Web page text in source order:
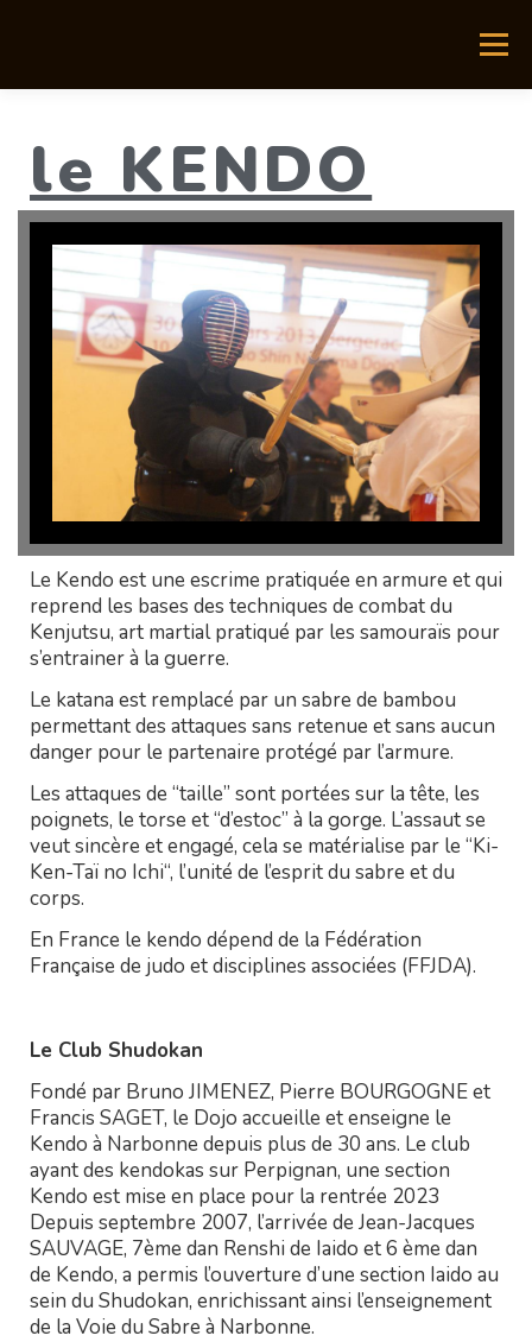
Menu
le KENDO
Le Kendo est une escrime pratiquée en armure et qui
reprend les bases des techniques de combat du
Kenjutsu, art martial pratiqué par les samouraïs pour
s’entrainer à la guerre.
Le katana est remplacé par un sabre de bambou
permettant des attaques sans retenue et sans aucun
danger pour le partenaire protégé par l’armure.
Les attaques de “taille” sont portées sur la tête, les
poignets, le torse et “d’estoc” à la gorge. L’assaut se
veut sincère et engagé, cela se matérialise par le “Ki-
Ken-Taï no Ichi“, l’unité de l’esprit du sabre et du
corps.
En France le kendo dépend de la Fédération
Française de judo et disciplines associées (FFJDA).
Le Club Shudokan
Fondé par Bruno JIMENEZ, Pierre BOURGOGNE et
Francis SAGET, le Dojo accueille et enseigne le
Kendo à Narbonne depuis plus de 30 ans. Le club
ayant des kendokas sur Perpignan, une section
Kendo est mise en place pour la rentrée 2023
Depuis septembre 2007, l’arrivée de Jean-Jacques
SAUVAGE, 7ème dan Renshi de Iaido et 6 ème dan
de Kendo, a permis l’ouverture d’une section Iaido au
sein du Shudokan, enrichissant ainsi l’enseignement
de la Voie du Sabre à Narbonne.